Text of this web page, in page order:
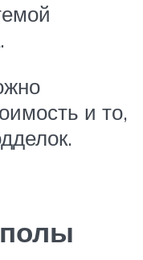
и то,